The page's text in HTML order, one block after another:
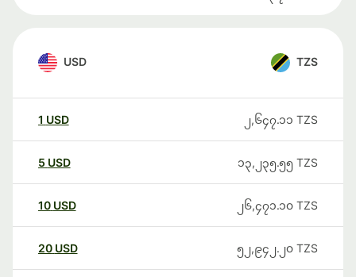
USD TZS
1 USD ၂,၆၄၇.၁၁ TZS
5 USD ၁၃,၂၃၅.၅၅ TZS
10 USD ၂၆,၄၇၁.၁၀ TZS
20 USD ၅၂,၉၄၂.၂၀ TZS